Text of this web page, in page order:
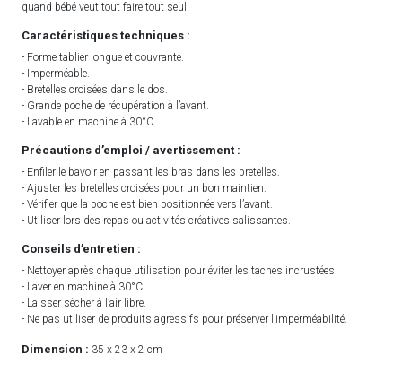
quand bébé veut tout faire tout seul.
Caractéristiques techniques :
- Forme tablier longue et couvrante.
- Imperméable.
- Bretelles croisées dans le dos.
- Grande poche de récupération à l’avant.
- Lavable en machine à 30°C.
Précautions d’emploi / avertissement :
- Enfiler le bavoir en passant les bras dans les bretelles.
- Ajuster les bretelles croisées pour un bon maintien.
- Vérifier que la poche est bien positionnée vers l’avant.
- Utiliser lors des repas ou activités créatives salissantes.
Conseils d’entretien :
- Nettoyer après chaque utilisation pour éviter les taches incrustées.
- Laver en machine à 30°C.
- Laisser sécher à l’air libre.
- Ne pas utiliser de produits agressifs pour préserver l’imperméabilité.
Dimension : 35 x 23 x 2 cm